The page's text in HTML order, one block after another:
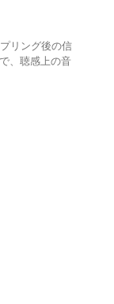
リング後の信
、聴感上の音